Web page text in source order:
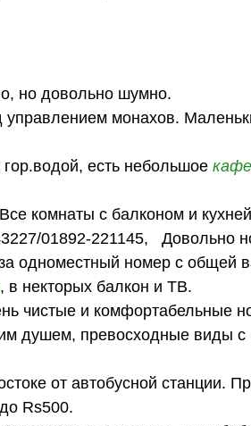
но довольно шумно.
управлением монахов.
есть небольшоекафе
комнаты с балконом и
01892-221145, Довольно
одноместный номер с общей
, в некторых балкон и ТВ.
чистые и комфортабельные
душем, превосходные виды с
от автобусной станции.
Rs500.